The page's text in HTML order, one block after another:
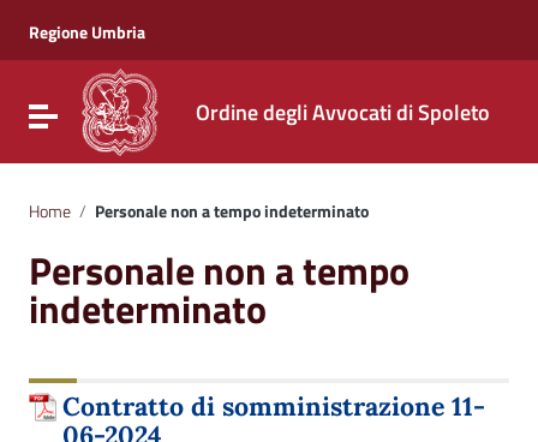
Vai al menu di navigazione
Vai al footer
Regione Umbria
Attiva / disattiva la navigazioneOrdine degli Avvocati di Spoleto
Home / Personale non a tempo indeterminato
Personale non a tempo
indeterminato
Contratto di somministrazione 11-
06-2024